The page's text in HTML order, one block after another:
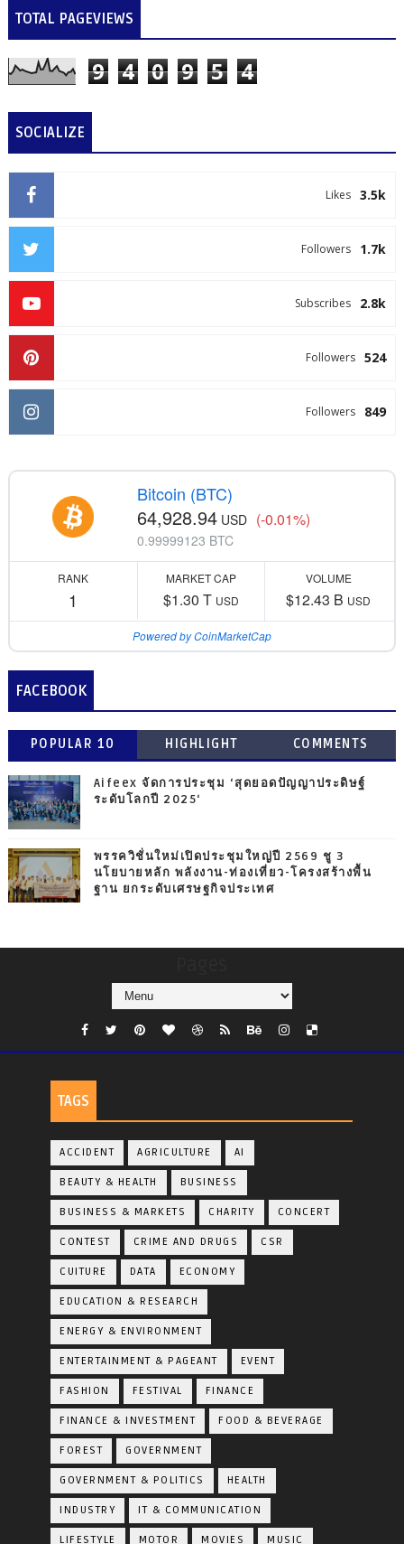
TOTAL PAGEVIEWS
9 4 0 9 5 4
SOCIALIZE
3.5k
Likes
1.7k
Followers
2.8k
Subscribes
524
Followers
849
Followers
Bitcoin (BTC)
64,928.94 USD (-0.01%)
0.99999123 BTC
RANK
1
MARKET CAP
$1.30 T USD
VOLUME
$12.43 B USD
Powered by CoinMarketCap
FACEBOOK
POPULAR 10 HIGHLIGHT COMMENTS
Aifeex จัดการประชุม ‘สุดยอดปัญญาประดิษฐ์
ระดับโลกปี 2025‘
พรรควิชั่นใหม่เปิดประชุมใหญ่ปี 2569 ชู 3
นโยบายหลัก พลังงาน-ท่องเที่ยว-โครงสร้างพื้น
ฐาน ยกระดับเศรษฐกิจประเทศ
TAGS
ACCIDENT AGRICULTURE AI
BEAUTY & HEALTH BUSINESS
BUSINESS & MARKETS CHARITY CONCERT
CONTEST CRIME AND DRUGS CSR
CUITURE DATA ECONOMY
EDUCATION & RESEARCH
ENERGY & ENVIRONMENT
ENTERTAINMENT & PAGEANT EVENT
FASHION FESTIVAL FINANCE
FINANCE & INVESTMENT FOOD & BEVERAGE
FOREST GOVERNMENT
GOVERNMENT & POLITICS HEALTH
INDUSTRY IT & COMMUNICATION
LIFESTYLE MOTOR MOVIES MUSIC